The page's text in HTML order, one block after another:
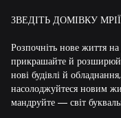
ЗВЕДІТЬ ДОМІВКУ
Розпочніть нове життя
прикрашайте й
нові будівлі й
насолоджуйтеся новим
мандруйте — світ